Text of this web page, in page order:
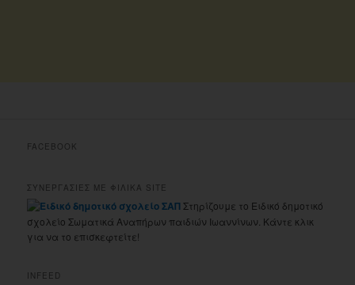
FACEBOOK
ΣΥΝΕΡΓΑΣΙΕΣ ΜΕ ΦΙΛΙΚΑ SITE
Στηρίζουμε το Ειδικό δημοτικό
σχολείο Σωματικά Αναπήρων παιδιών Ιωαννίνων. Κάντε κλικ
για να το επισκεφτείτε!
INFEED